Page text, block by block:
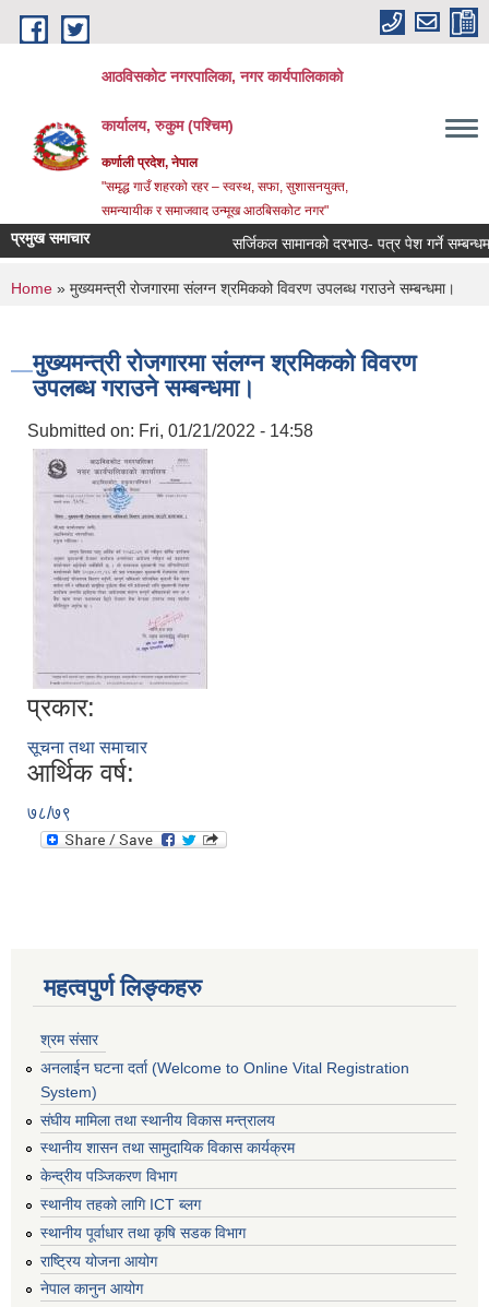
Skip to main content
आठविसकोट नगरपालिका, नगर कार्यपालिकाको
कार्यालय, रुकुम (पश्चिम)
कर्णाली प्रदेश, नेपाल
"समृद्ध गाउँ शहरको रहर – स्वस्थ, सफा, सुशासनयुक्त,
समन्यायीक र समाजवाद उन्मूख आठबिसकोट नगर"
प्रमुख समाचार सर्जिकल सामानको दरभाउ- पत्र पेश गर्ने सम्बन्धमा ।
You are here
Home » मुख्यमन्त्री रोजगारमा संलग्न श्रमिकको विवरण उपलब्ध गराउने सम्बन्धमा।
मुख्यमन्त्री रोजगारमा संलग्न श्रमिकको विवरण
उपलब्ध गराउने सम्बन्धमा।
Submitted on: Fri, 01/21/2022 - 14:58
प्रकार:
सूचना तथा समाचार
आर्थिक वर्ष:
७८/७९
महत्वपुर्ण लिङ्कहरु
श्रम संसार
अनलाईन घटना दर्ता (Welcome to Online Vital Registration
System)
संघीय मामिला तथा स्थानीय विकास मन्त्रालय
स्थानीय शासन तथा सामुदायिक विकास कार्यक्रम
केन्द्रीय पञ्जिकरण विभाग
स्थानीय तहको लागि ICT ब्लग
स्थानीय पूर्वाधार तथा कृषि सडक विभाग
राष्ट्रिय योजना आयोग
नेपाल कानुन आयोग